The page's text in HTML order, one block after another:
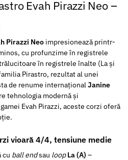
Evah Pirazzi Neo –
Pirazzi Neo impresionează printr-
cu profunzime în registrele
în registrele înalte (La și
Pirastro, rezultat al unei
de renume internaționalJanine
tehnologia modernă și
Evah Pirazzi, aceste corzi oferă
vioară 4/4, tensiune medie
cu ball endsau loop La (A) –